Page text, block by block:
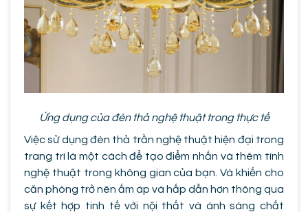
Ứng dụng của đèn thả nghệ thuật trong thực tế
Việc sử dụng đèn thả trần nghệ thuật hiện đại trong
trang trí là một cách để tạo điểm nhấn và thêm tính
nghệ thuật trong không gian của bạn. Và khiến cho
căn phòng trở nên ấm áp và hấp dẫn hơn thông qua
sự kết hợp tinh tế với nội thất và ánh sáng chất